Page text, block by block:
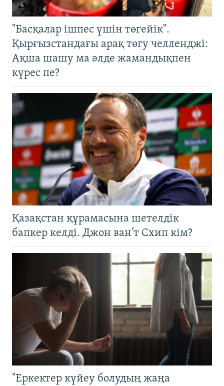
"Басқалар ішпес үшін төгейік".
Қырғызстандағы арақ төгу челленджі:
Ақша шашу ма әлде жамандықпен
күрес пе?
Қазақстан құрамасына шетелдік
бапкер келді. Джон ван’т Схип кім?
"Еркектер күйеу болудың жаңа